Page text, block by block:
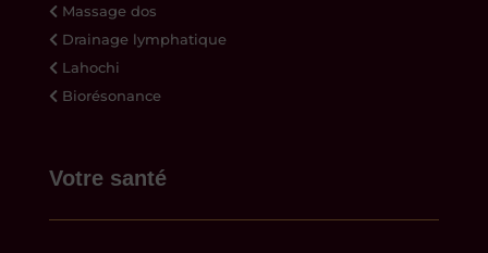
Massage dos
Drainage lymphatique
Lahochi
Biorésonance
Votre santé